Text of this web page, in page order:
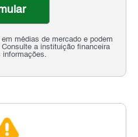
médias de mercado e podem
a instituição financeira
informações.